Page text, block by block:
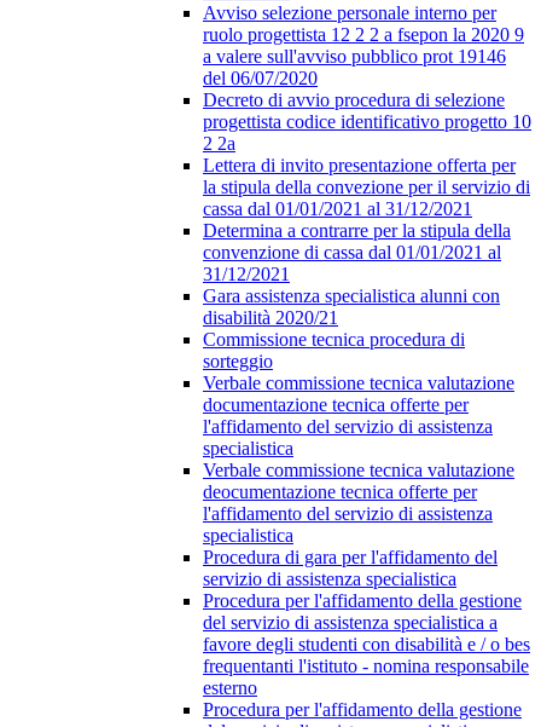
Avviso selezione personale interno per
ruolo progettista 12 2 2 a fsepon la 2020 9
a valere sull'avviso pubblico prot 19146
del 06/07/2020
Decreto di avvio procedura di selezione
progettista codice identificativo progetto 10
2 2a
Lettera di invito presentazione offerta per
la stipula della convezione per il servizio di
cassa dal 01/01/2021 al 31/12/2021
Determina a contrarre per la stipula della
convenzione di cassa dal 01/01/2021 al
31/12/2021
Gara assistenza specialistica alunni con
disabilità 2020/21
Commissione tecnica procedura di
sorteggio
Verbale commissione tecnica valutazione
documentazione tecnica offerte per
l'affidamento del servizio di assistenza
specialistica
Verbale commissione tecnica valutazione
deocumentazione tecnica offerte per
l'affidamento del servizio di assistenza
specialistica
Procedura di gara per l'affidamento del
servizio di assistenza specialistica
Procedura per l'affidamento della gestione
del servizio di assistenza specialistica a
favore degli studenti con disabilità e / o bes
frequentanti l'istituto - nomina responsabile
esterno
Procedura per l'affidamento della gestione